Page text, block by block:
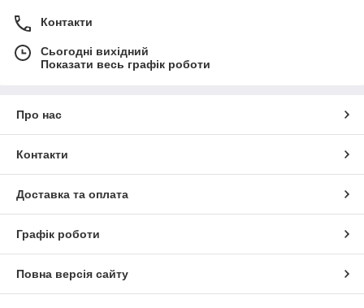
Контакти
Сьогодні вихідний
Показати весь графік роботи
Про нас
Контакти
Доставка та оплата
Графік роботи
Повна версія сайту